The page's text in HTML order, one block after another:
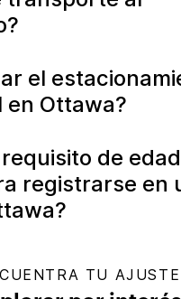
el
en Ottawa?
de edad
registrarse en
TU AJUSTE